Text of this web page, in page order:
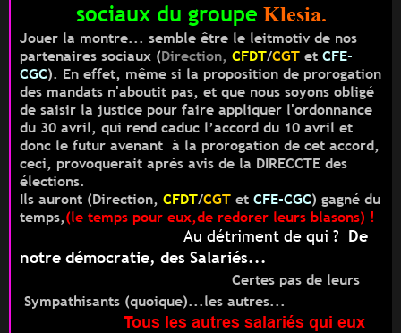
sociaux du groupe Klesia.
Jouer la montre... semble être le leitmotiv de nos
partenaires sociaux (Direction, CFDT/CGT et CFE-
CGC). En effet, même si la proposition de prorogation
des mandats n'aboutit pas, et que nous soyons obligé
de saisir la justice pour faire appliquer l'ordonnance
du 30 avril, qui rend caduc l’accord du 10 avril et
donc le futur avenant à la prorogation de cet accord,
ceci, provoquerait après avis de la DIRECCTE des
élections.
Ils auront (Direction, CFDT/CGT et CFE-CGC) gagné du
temps,(le temps pour eux,de redorer leurs blasons) !
Au détriment de qui ? De
notre démocratie, des Salariés...
Certes pas de leurs
Sympathisants (quoique)...les autres...
Tous les autres salariés qui eux